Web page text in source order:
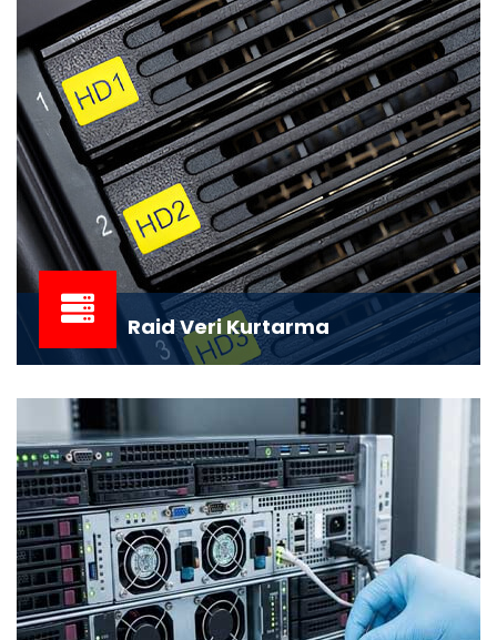
Raid Veri Kurtarma
temel taşlarından olup, işletmeler için kr...